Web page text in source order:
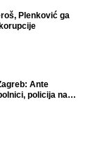
Plenković ga
Ante
policija na